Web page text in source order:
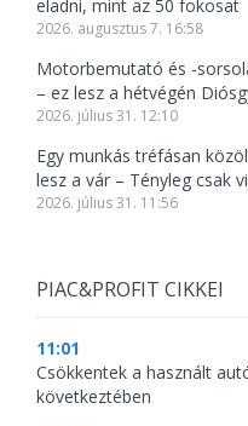
eladni, mint az 50 fokosat
2026. augusztus 7. 16:58
Motorbemutató és -
– ez lesz a hétvégén
2026. július 31. 12:10
Egy munkás tréfásan
lesz a vár – Tényleg csak
2026. július 31. 11:56
PIAC&PROFIT CIKKEI
11:01
Csökkentek a használt
következtében